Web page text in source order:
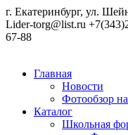
г. Екатеринбург, ул.
Lider-torg@list.ru
67-88
Главная
Новости
Фотообзор
Каталог
Школьная